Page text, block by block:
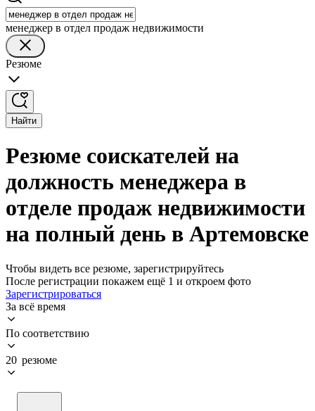
менеджер в отдел продаж недвижимости
Резюме
Найти
Резюме соискателей на
должность менеджера в
отделе продаж недвижимости
на полный день в Артемовске
Чтобы видеть все резюме, зарегистрируйтесь
После регистрации покажем ещё 1 и откроем фото
Зарегистрироваться
За всё время
По соответствию
20 резюме